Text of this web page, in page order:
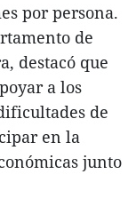
por persona.
de
destacó que
a los
de
en la
junto